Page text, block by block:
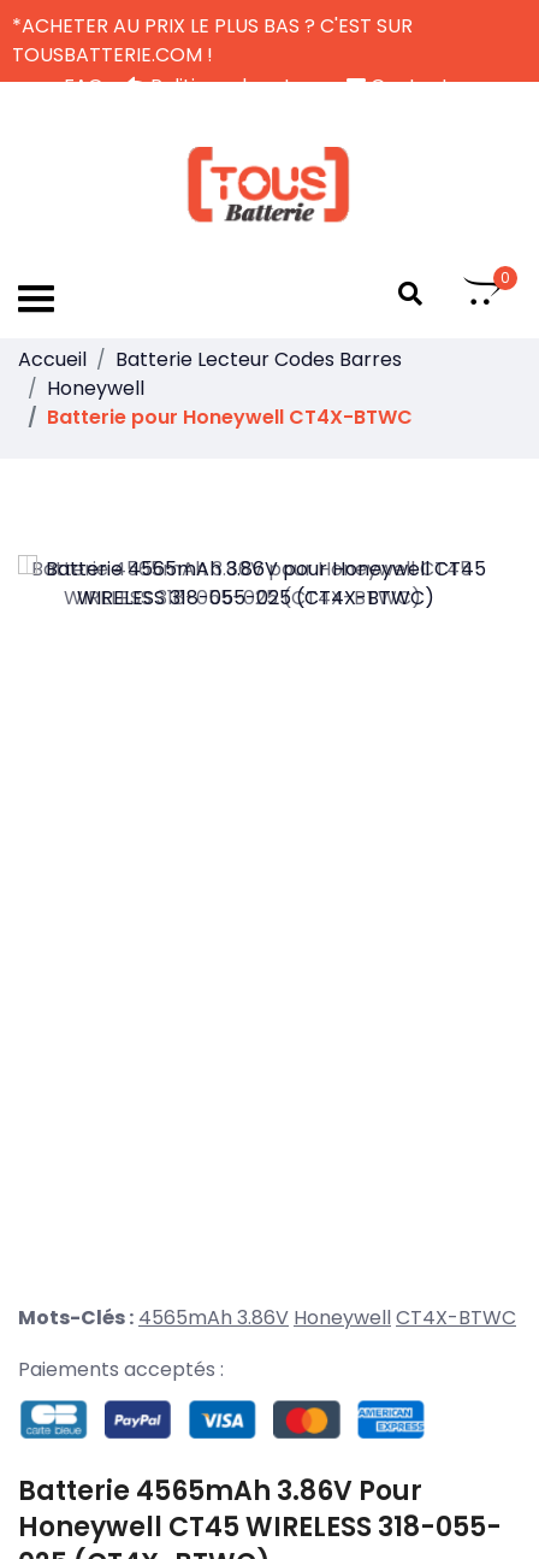
*ACHETER AU PRIX LE PLUS BAS ? C'EST SUR
TOUSBATTERIE.COM !
FAQ
Politique de retour
Contactez-nous
0
Accueil
Batterie Lecteur Codes Barres
Honeywell
Batterie pour Honeywell CT4X-BTWC
Mots-Clés : 4565mAh 3.86V HoneywellCT4X-BTWC
Paiements acceptés :
Batterie 4565mAh 3.86V Pour
Honeywell CT45 WIRELESS 318-055-